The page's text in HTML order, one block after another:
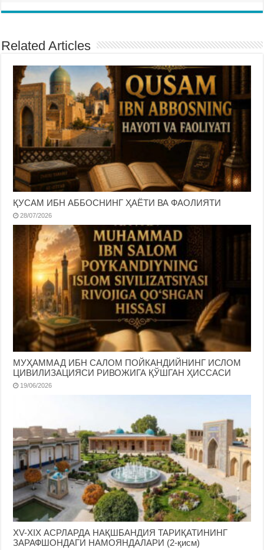
Related Articles
ҚУСАМ ИБН АББОСНИНГ ҲАЁТИ ВА ФАОЛИЯТИ
28/07/2026
МУҲАММАД ИБН САЛОМ ПОЙКАНДИЙНИНГ ИСЛОМ
ЦИВИЛИЗАЦИЯСИ РИВОЖИГА ҚЎШГАН ҲИССАСИ
19/06/2026
ХV-ХIХ АСРЛАРДА НАҚШБАНДИЯ ТАРИҚАТИНИНГ
ЗАРАФШОНДАГИ НАМОЯНДАЛАРИ (2-қисм)